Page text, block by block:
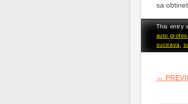
sa
This entry
auto
suceava
←